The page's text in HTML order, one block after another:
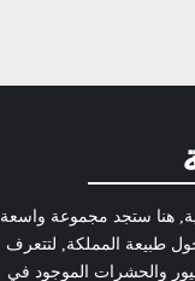
هنا ستجد مجموعة واسعة
طبيعة المملكة, لتتعرف
والحشرات الموجود في